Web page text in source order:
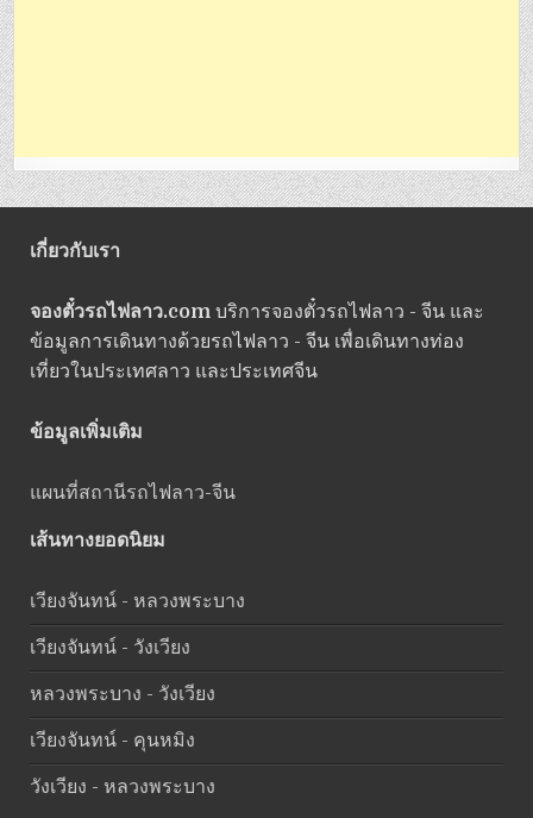
เกี่ยวกับเรา
จองตั๋วรถไฟลาว.com บริการจองตั๋วรถไฟลาว - จีน และ
ข้อมูลการเดินทางด้วยรถไฟลาว - จีน เพื่อเดินทางท่อง
เที่ยวในประเทศลาว และประเทศจีน
ข้อมูลเพิ่มเติม
แผนที่สถานีรถไฟลาว-จีน
เส้นทางยอดนิยม
เวียงจันทน์ - หลวงพระบาง
เวียงจันทน์ - วังเวียง
หลวงพระบาง - วังเวียง
เวียงจันทน์ - คุนหมิง
วังเวียง - หลวงพระบาง